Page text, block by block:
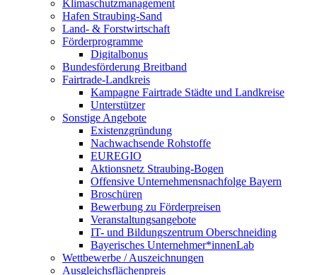
Klimaschutzmanagement
Hafen Straubing-Sand
Land- & Forstwirtschaft
Förderprogramme
Digitalbonus
Bundesförderung Breitband
Fairtrade-Landkreis
Kampagne Fairtrade Städte und Landkreise
Unterstützer
Sonstige Angebote
Existenzgründung
Nachwachsende Rohstoffe
EUREGIO
Aktionsnetz Straubing-Bogen
Offensive Unternehmensnachfolge Bayern
Broschüren
Bewerbung zu Förderpreisen
Veranstaltungsangebote
IT- und Bildungszentrum Oberschneiding
Bayerisches Unternehmer*innenLab
Wettbewerbe / Auszeichnungen
Ausgleichsflächenpreis